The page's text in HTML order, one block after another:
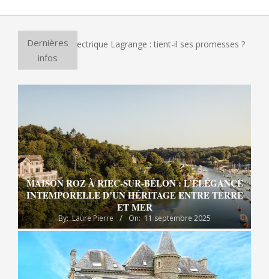
Dernières
infos
à pizza électrique Lagrange : tient-il ses promesses ?
MAISON ROZ À RIEC-SUR-BÉLON : L’ÉLÉGANCE
INTEMPORELLE D’UN HÉRITAGE ENTRE TERRE
ET MER
By: Laure Pierre On: 11 septembre 2025